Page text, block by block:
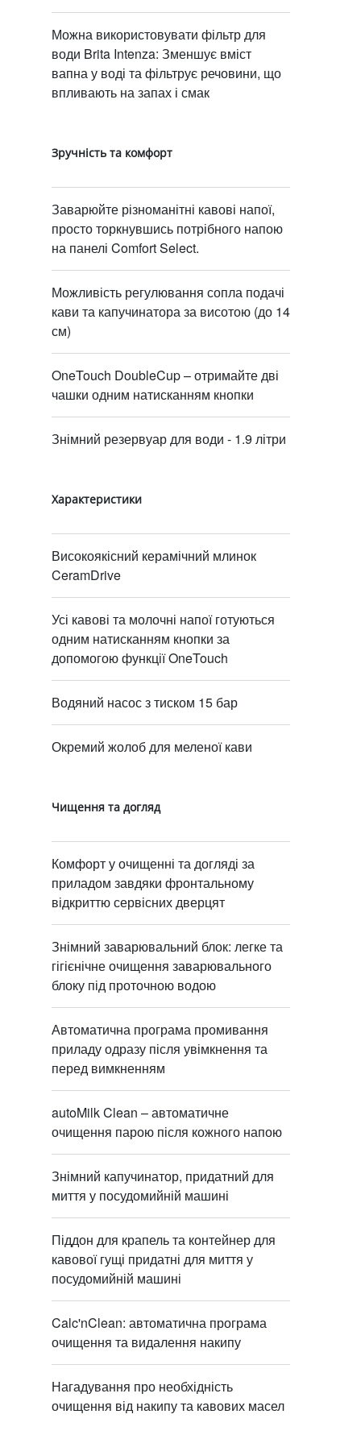
Можна використовувати фільтр для
води Brita Intenza: Зменшує вміст
вапна у воді та фільтрує речовини, що
впливають на запах і смак
Зручність та комфорт
Заварюйте різноманітні кавові напої,
просто торкнувшись потрібного напою
на панелі Comfort Select.
Можливість регулювання сопла подачі
кави та капучинатора за висотою (до 14
см)
OneTouch DoubleCup – отримайте дві
чашки одним натисканням кнопки
Знімний резервуар для води - 1.9 літри
Характеристики
Високоякісний керамічний млинок
CeramDrive
Усі кавові та молочні напої готуються
одним натисканням кнопки за
допомогою функції OneTouch
Водяний насос з тиском 15 бар
Окремий жолоб для меленої кави
Чищення та догляд
Комфорт у очищенні та догляді за
приладом завдяки фронтальному
відкриттю сервісних дверцят
Знімний заварювальний блок: легке та
гігієнічне очищення заварювального
блоку під проточною водою
Автоматична програма промивання
приладу одразу після увімкнення та
перед вимкненням
autoMilk Clean – автоматичне
очищення парою після кожного напою
Знімний капучинатор, придатний для
миття у посудомийній машині
Піддон для крапель та контейнер для
кавової гущі придатні для миття у
посудомийній машині
Calc'nClean: автоматична програма
очищення та видалення накипу
Нагадування про необхідність
очищення від накипу та кавових масел